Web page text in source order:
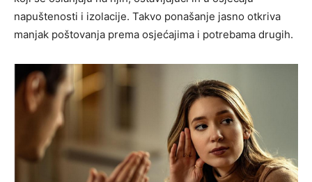
napuštenosti i izolacije. Takvo ponašanje jasno otkriva
manjak poštovanja prema osjećajima i potrebama drugih.